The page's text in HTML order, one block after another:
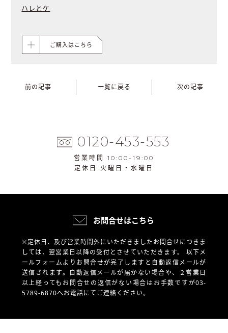
ハレとケ
ご購入はこちら
前の記事 一覧に戻る 次の記事
0120-453-553
営業時間 10:00-19:00
定休日 火曜日・水曜日
お問合せはこちら
※定休日、及び営業時間外にいただきましたお問合せにつきま
しては、翌営業日以降の受付とさせていただきます。 以下メ
ールフォームよりお問合せが完了しますと自動返信メールが
送信されます。自動返信メールが届かない場合や、
２営業日
以上経ってもお問合せの返信がない場合はお手数ですが03-
5789-6870へお電話にてご連絡ください。